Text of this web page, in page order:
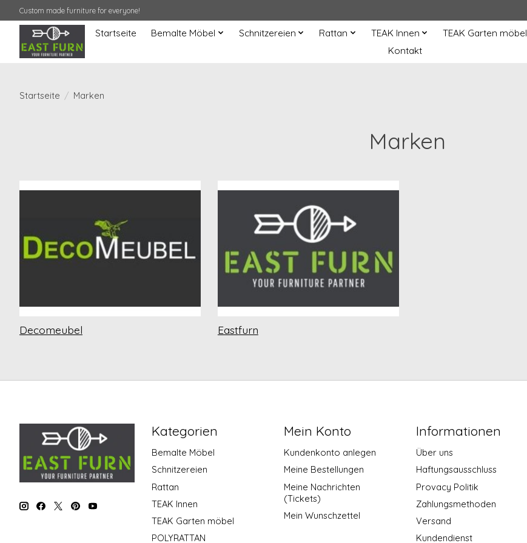
Custom made furniture for everyone!
Startseite Bemalte Möbel Schnitzereien Rattan TEAK Innen TEAK Garten möbel
Kontakt
Startseite / Marken
Marken
Decomeubel Eastfurn
Kategorien
Bemalte Möbel
Schnitzereien
Rattan
TEAK Innen
TEAK Garten möbel
POLYRATTAN
Mein Konto
Kundenkonto anlegen
Meine Bestellungen
Meine Nachrichten
(Tickets)
Mein Wunschzettel
Informationen
Über uns
Haftungsausschluss
Provacy Politik
Zahlungsmethoden
Versand
Kundendienst